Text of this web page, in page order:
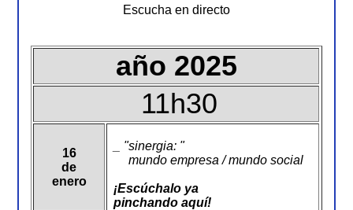
Escucha en directo
año 2025
11h30
16
de
enero
_ "sinergia: "
mundo empresa / mundo social
¡Escúchalo ya
pinchando aquí!